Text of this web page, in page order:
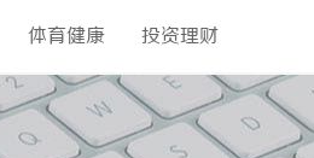
体育健康 投资理财